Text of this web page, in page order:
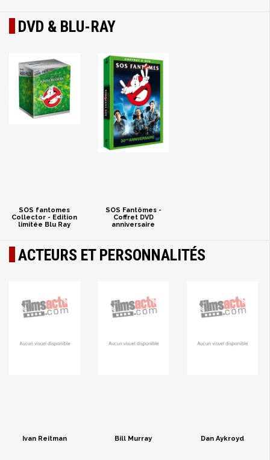
DVD & BLU-RAY
SOS fantomes
Collector - Edition
limitée Blu Ray
SOS Fantômes -
Coffret DVD
anniversaire
ACTEURS ET PERSONNALITÉS
Ivan Reitman Bill Murray Dan Aykroyd